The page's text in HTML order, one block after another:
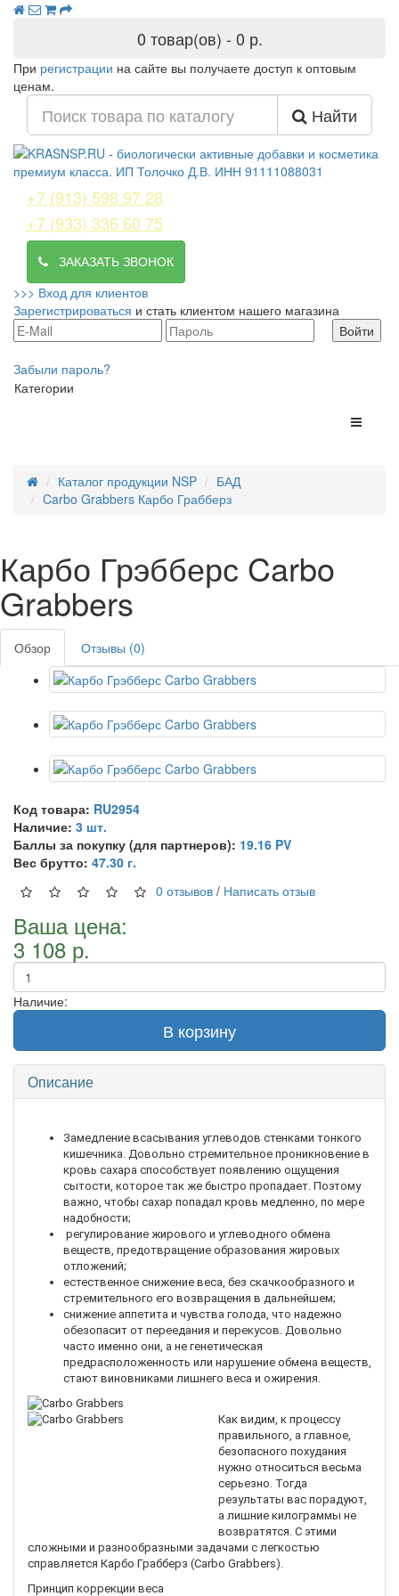
0 товар(ов) - 0 р.
При регистрации на сайте вы получаете доступ к оптовым
ценам.
Найти
+7 (913) 598 97 28
+7 (933) 336 60 75
ЗАКАЗАТЬ ЗВОНОК
>>> Вход для клиентов
Зарегистрироваться и стать клиентом нашего магазина
Забыли пароль?
Категории
Каталог продукции NSP
БАД
Carbo Grabbers Карбо Грабберз
Карбо Грэбберс Carbo
Grabbers
Обзор Отзывы (0)
Код товара: RU2954
Наличие: 3 шт.
Баллы за покупку (для партнеров): 19.16 PV
Вес брутто: 47.30 г.
0 отзывов / Написать отзыв
Ваша цена:
3 108 р.
Наличие:
В корзину
Описание
Замедление всасывания углеводов стенками тонкого
кишечника. Довольно стремительное проникновение в
кровь сахара способствует появлению ощущения
сытости, которое так же быстро пропадает. Поэтому
важно, чтобы сахар попадал кровь медленно, по мере
надобности;
регулирование жирового и углеводного обмена
веществ, предотвращение образования жировых
отложений;
естественное снижение веса, без скачкообразного и
стремительного его возвращения в дальнейшем;
снижение аппетита и чувства голода, что надежно
обезопасит от переедания и перекусов. Довольно
часто именно они, а не генетическая
предрасположенность или нарушение обмена веществ,
стают виновниками лишнего веса и ожирения.
Как видим, к процессу
правильного, а главное,
безопасного похудания
нужно относиться весьма
серьезно. Тогда
результаты вас порадуют,
а лишние килограммы не
возвратятся. С этими
сложными и разнообразными задачами с легкостью
справляется Карбо Грабберз (Carbo Grabbers).
Принцип коррекции веса